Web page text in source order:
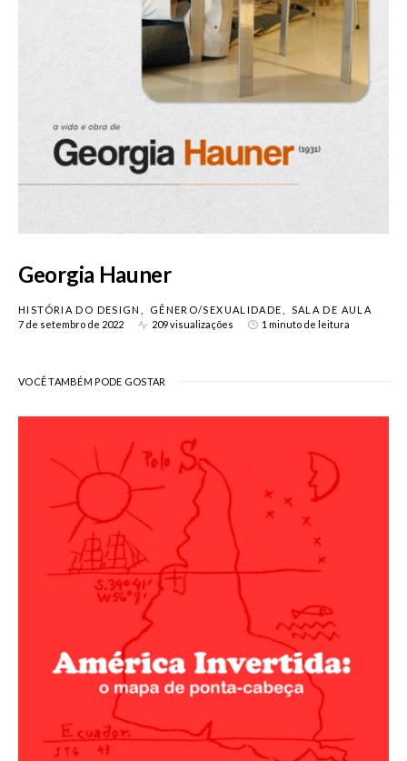
Georgia Hauner
HISTÓRIA DO DESIGN GÊNERO/SEXUALIDADE
SALA DE AULA
7 de setembro de 2022
209 visualizações 1 minuto de leitura
VOCÊ TAMBÉM PODE GOSTAR